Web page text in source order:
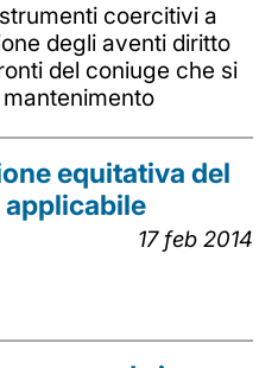
coercitivi a
degli aventi diritto
del coniuge che si
equitativa del
applicabile
17 feb 2014